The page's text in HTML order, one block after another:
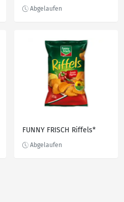
FUNNY FRISCH Riffels*